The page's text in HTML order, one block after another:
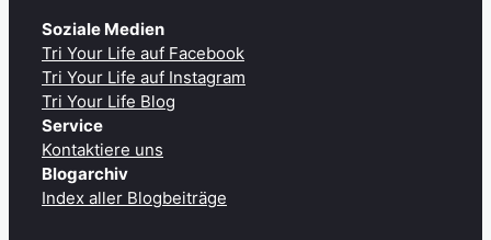
Soziale Medien
Tri Your Life auf Facebook
Tri Your Life auf Instagram
Tri Your Life Blog
Service
Kontaktiere uns
Blogarchiv
Index aller Blogbeiträge